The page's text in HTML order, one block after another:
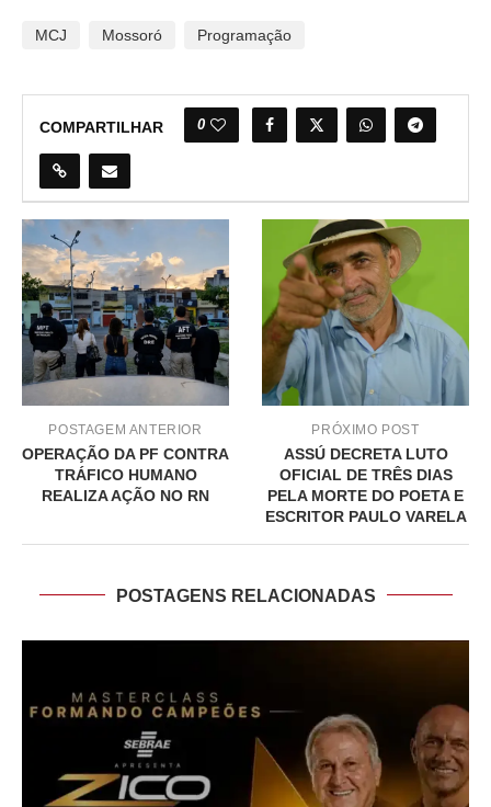
MCJ Mossoró Programação
COMPARTILHAR 0
POSTAGEM ANTERIOR
OPERAÇÃO DA PF CONTRA
TRÁFICO HUMANO
REALIZA AÇÃO NO RN
PRÓXIMO POST
ASSÚ DECRETA LUTO
OFICIAL DE TRÊS DIAS
PELA MORTE DO POETA E
ESCRITOR PAULO VARELA
POSTAGENS RELACIONADAS